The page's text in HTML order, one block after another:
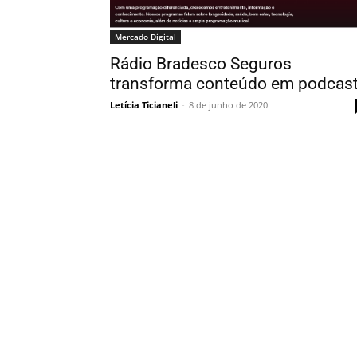
Mercado Digital
Rádio Bradesco Seguros
transforma conteúdo em
Letícia Ticianeli - 8 de junho de 2020